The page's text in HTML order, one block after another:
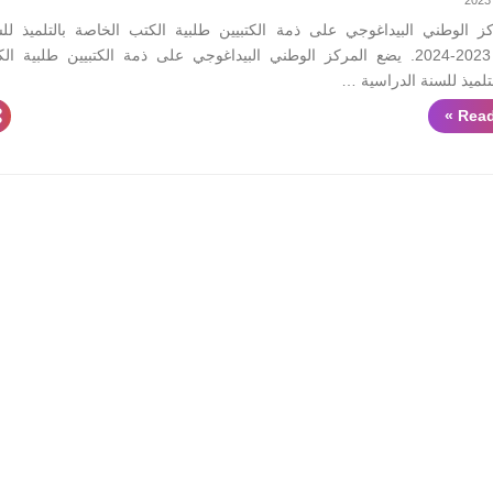
الوطني البيداغوجي على ذمة الكتبيين طلبية الكتب الخاصة بالتلميذ
الدراسية 2023-2024. يضع المركز الوطني البيداغوجي على ذمة الكتبيين طلبية
للسنة الدراسية …